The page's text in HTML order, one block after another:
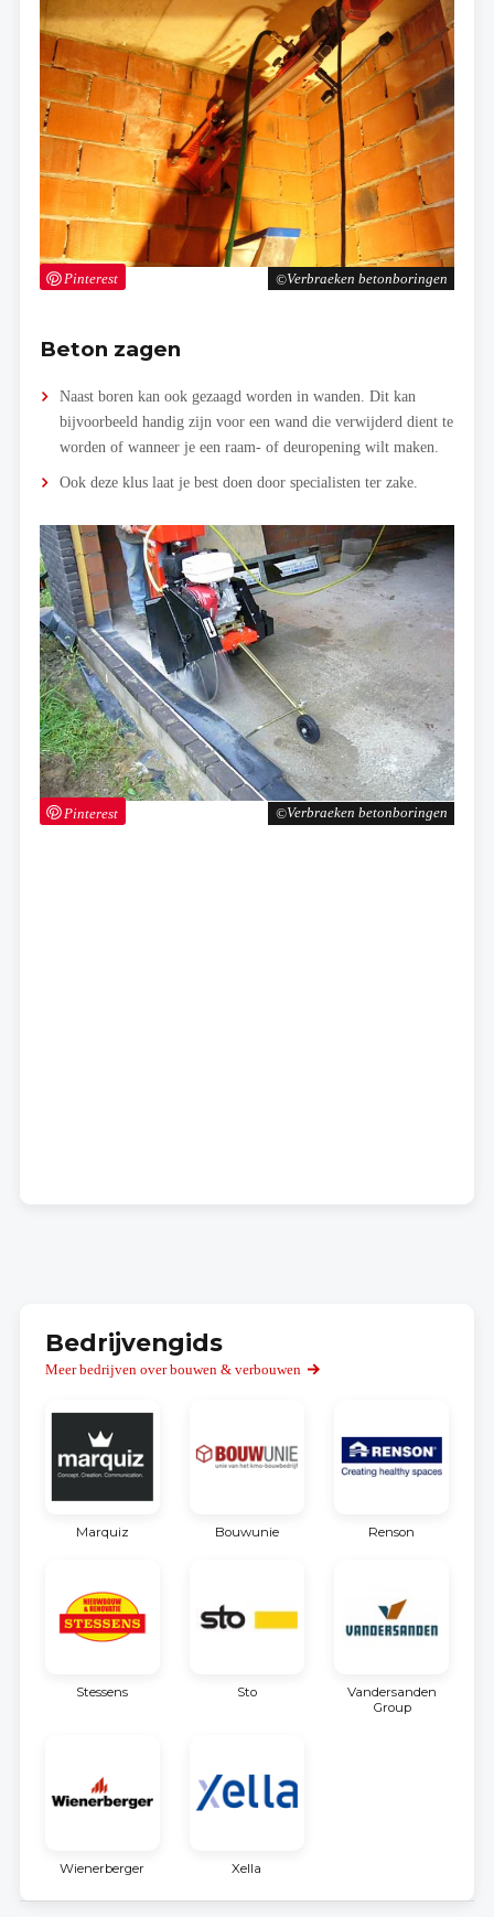
Verbraeken betonboringen
Pinterest
Verbraeken betonboringen
Pinterest
Beton zagen
Naast boren kan ook gezaagd worden in wanden. Dit kan
bijvoorbeeld handig zijn voor een wand die verwijderd dient te
worden of wanneer je een raam- of deuropening wilt maken.
Ook deze klus laat je best doen door specialisten ter zake.
Bedrijvengids
Meer bedrijven over bouwen & verbouwen
Marquiz Bouwunie Renson
Stessens Sto
Vandersanden
Group
Wienerberger Xella